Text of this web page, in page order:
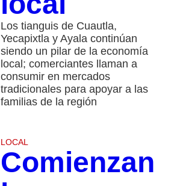
Los tianguis de Cuautla,
Yecapixtla y Ayala continúan
siendo un pilar de la economía
local; comerciantes llaman a
consumir en mercados
tradicionales para apoyar a las
familias de la región
LOCAL
Comienzan